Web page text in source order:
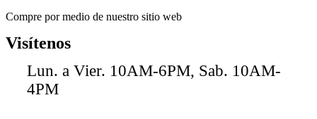
Compre por medio de nuestro sitio web
Visítenos
Lun. a Vier. 10AM-6PM, Sab. 10AM-
4PM